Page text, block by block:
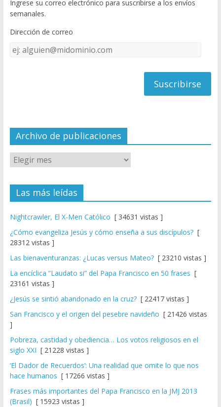
o
o
k
u
e
C
el
Ingrese su correo electrónico para suscribirse a los envíos
semanales.
Dirección de correo
Dirección
de
Archivo de publicaciones
Las más leídas
Nightcrawler, El X-Men Católico [ 34631 vistas ]
¿Cómo evangeliza Jesús y cómo enseña a sus discípulos?[
28312 vistas ]
Las bienaventuranzas: ¿Lucas versus Mateo?[ 23210 vistas ]
La encíclica “Laudato si” del Papa Francisco en 50 frases [
23161 vistas ]
¿Jesús se sintió abandonado en la cruz?[ 22417 vistas ]
San Francisco y el origen del pesebre navideño [ 21426 vistas
]
Pobreza, castidad y obediencia… Los votos religiosos en el
siglo XXI [ 21228 vistas ]
‘El Dador de Recuerdos’: Una realidad que omite lo que nos
hace humanos [ 17266 vistas ]
Frases más importantes del Papa Francisco en la JMJ 2013
(Brasil) [ 15923 vistas ]